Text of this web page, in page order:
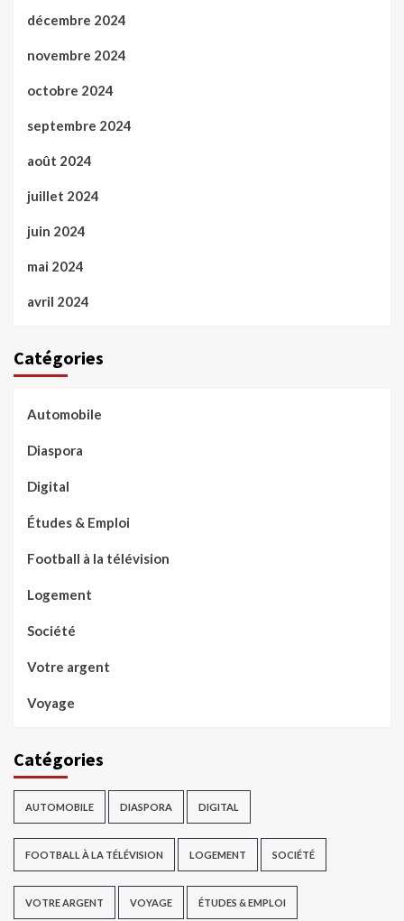
décembre 2024
novembre 2024
octobre 2024
septembre 2024
août 2024
juillet 2024
juin 2024
mai 2024
avril 2024
Catégories
Automobile
Diaspora
Digital
Études & Emploi
Football à la télévision
Logement
Société
Votre argent
Voyage
Catégories
AUTOMOBILE DIASPORA DIGITAL
FOOTBALL À LA TÉLÉVISION LOGEMENT SOCIÉTÉ
VOTRE ARGENT VOYAGE ÉTUDES & EMPLOI